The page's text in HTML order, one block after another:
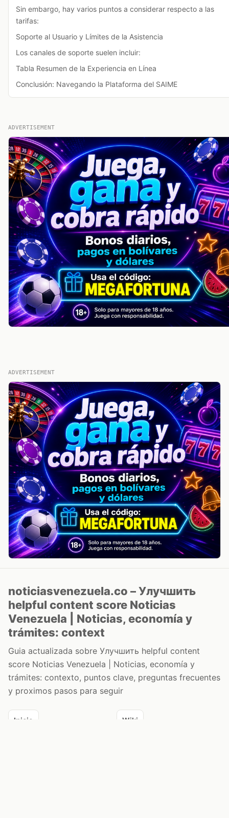
Sin embargo, hay varios puntos a considerar respecto a las
tarifas:
Soporte al Usuario y Límites de la Asistencia
Los canales de soporte suelen incluir:
Tabla Resumen de la Experiencia en Línea
Conclusión: Navegando la Plataforma del SAIME
ADVERTISEMENT
ADVERTISEMENT
noticiasvenezuela.co – Улучшить
helpful content score Noticias
Venezuela | Noticias, economía y
trámites: context
Guia actualizada sobre Улучшить helpful content
score Noticias Venezuela | Noticias, economía y
trámites: contexto, puntos clave, preguntas frecuentes
y proximos pasos para seguir
Inicio Wiki